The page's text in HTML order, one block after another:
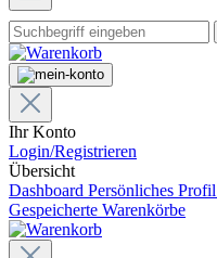
Ihr Konto
Login/Registrieren
Übersicht
Dashboard Persönliches Profil
Gespeicherte Warenkörbe